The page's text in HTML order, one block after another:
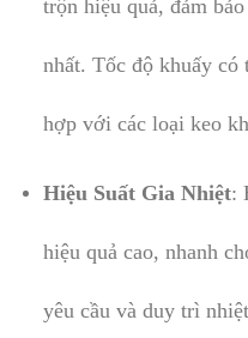
trộn hiệu quả, đảm
nhất. Tốc độ khuấy có
hợp với các loại keo
Hiệu Suất Gia Nhiệt:
hiệu quả cao, nhanh
yêu cầu và duy trì